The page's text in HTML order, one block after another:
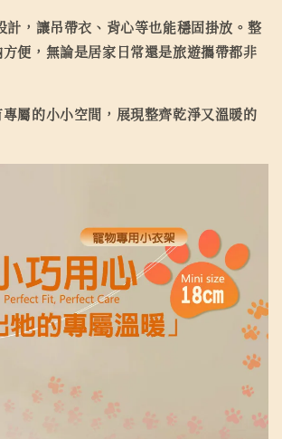
計，讓吊帶衣、背心等也能穩固掛放。整
便，無論是居家日常還是旅遊攜帶都非
屬的小小空間，展現整齊乾淨又溫暖的